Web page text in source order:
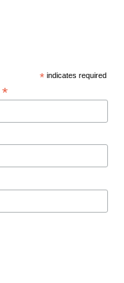
* indicates required
*